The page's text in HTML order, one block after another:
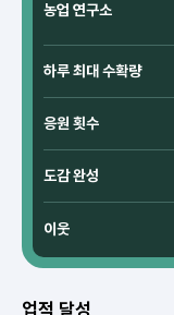
농업 연구소
하루 최대 수확량
응원 횟수
도감 완성
이웃
업적 달성